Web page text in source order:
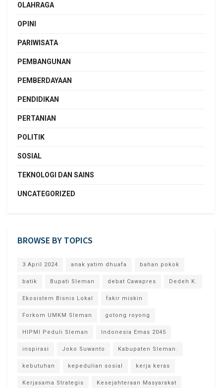
OLAHRAGA
OPINI
PARIWISATA
PEMBANGUNAN
PEMBERDAYAAN
PENDIDIKAN
PERTANIAN
POLITIK
SOSIAL
TEKNOLOGI DAN SAINS
UNCATEGORIZED
BROWSE BY TOPICS
3 April 2024 anak yatim dhuafa bahan pokok
batik Bupati Sleman debat Cawapres Dedeh K.
Ekosistem Bisnis Lokal fakir miskin
Forkom UMKM Sleman gotong royong
HIPMI Peduli Sleman Indonesia Emas 2045
inspirasi Joko Suwanto Kabupaten Sleman.
kebutuhan kepedulian sosial kerja keras
Kerjasama Strategis Kesejahteraan Masyarakat